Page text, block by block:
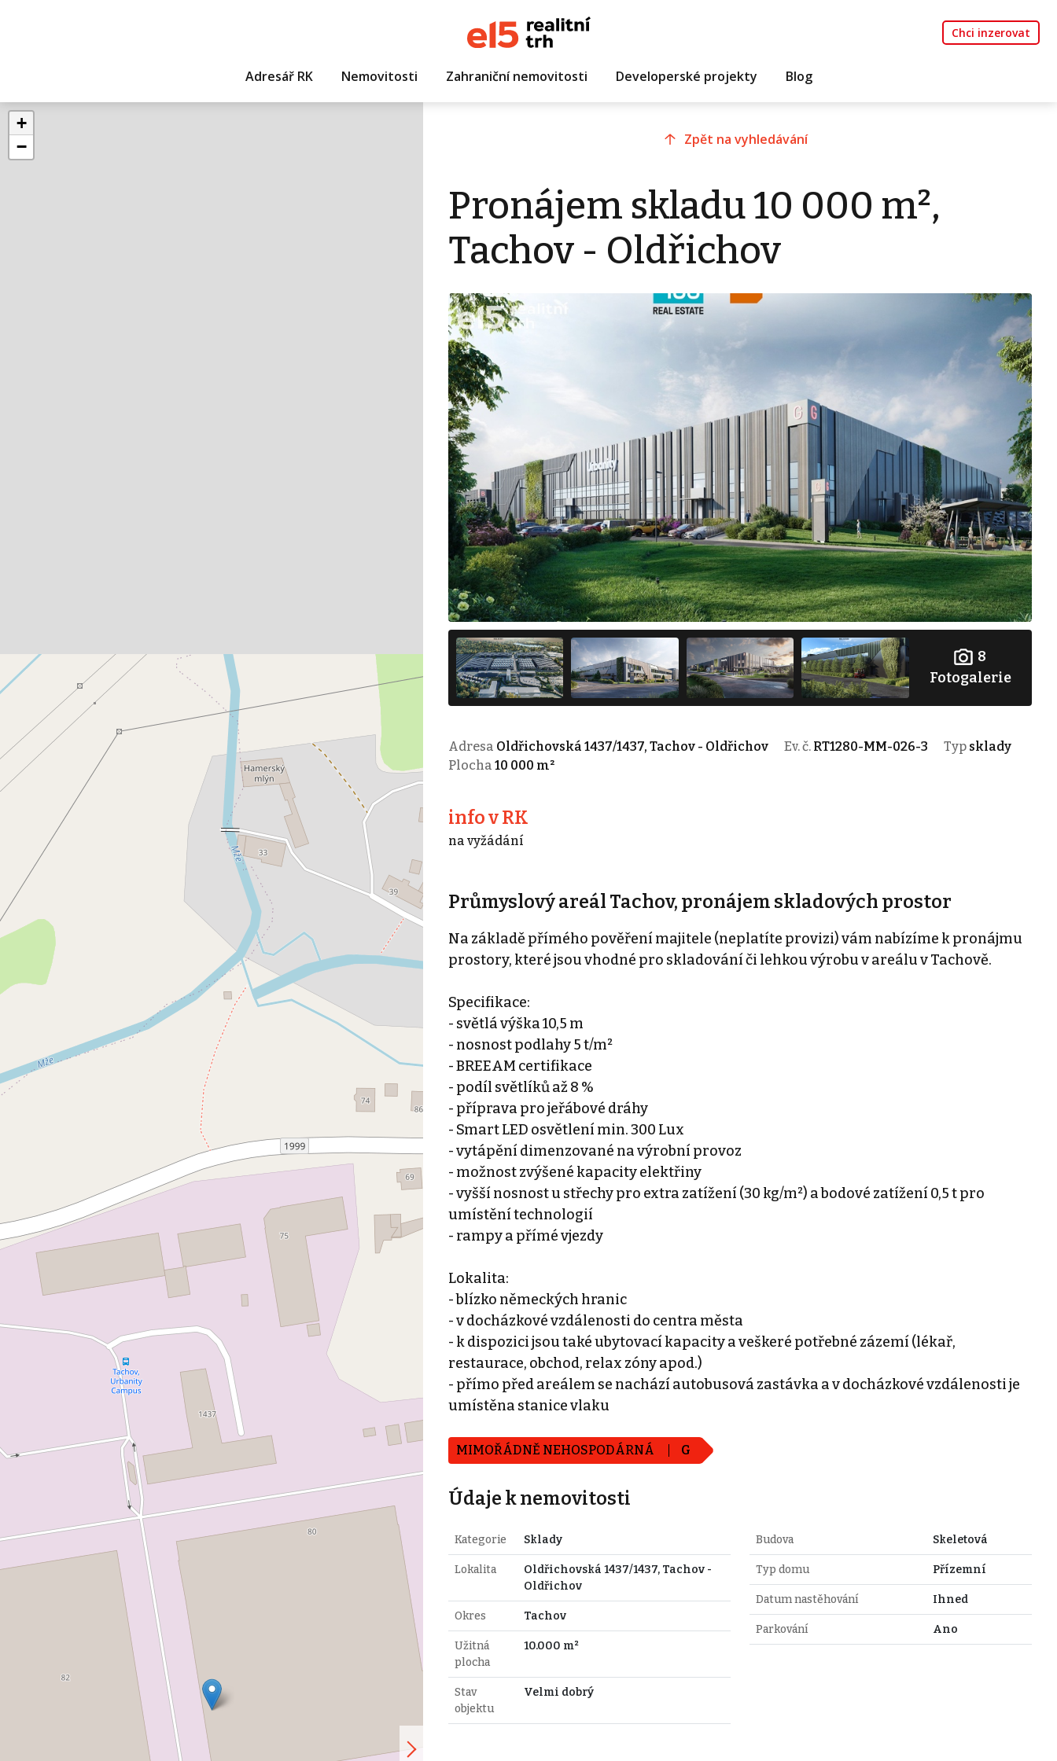
Chci inzerovat
Adresář RK Nemovitosti Zahraniční nemovitosti Developerské projekty Blog
+
−
Zpět na vyhledávání
Pronájem skladu 10 000 m²,
Tachov - Oldřichov
8
Fotogalerie
Adresa Oldřichovská 1437/1437, Tachov - Oldřichov Ev. č. RT1280-MM-026-3 Typ sklady
Plocha 10 000 m²
info v RK
na vyžádání
Průmyslový areál Tachov, pronájem skladových prostor
Na základě přímého pověření majitele (neplatíte provizi) vám nabízíme k pronájmu
prostory, které jsou vhodné pro skladování či lehkou výrobu v areálu v Tachově.
Specifikace:
- světlá výška 10,5 m
- nosnost podlahy 5 t/m²
- BREEAM certifikace
- podíl světlíků až 8 %
- příprava pro jeřábové dráhy
- Smart LED osvětlení min. 300 Lux
- vytápění dimenzované na výrobní provoz
- možnost zvýšené kapacity elektřiny
- vyšší nosnost u střechy pro extra zatížení (30 kg/m²) a bodové zatížení 0,5 t pro
umístění technologií
- rampy a přímé vjezdy
Lokalita:
- blízko německých hranic
- v docházkové vzdálenosti do centra města
- k dispozici jsou také ubytovací kapacity a veškeré potřebné zázemí (lékař,
restaurace, obchod, relax zóny apod.)
- přímo před areálem se nachází autobusová zastávka a v docházkové vzdálenosti je
umístěna stanice vlaku
MIMOŘÁDNĚ NEHOSPODÁRNÁ G
Údaje k nemovitosti
Kategorie Sklady
Lokalita
Oldřichovská 1437/1437, Tachov -
Oldřichov
Okres Tachov
Užitná
plocha
10.000 m²
Stav
objektu
Velmi dobrý
Budova Skeletová
Typ domu Přízemní
Datum nastěhování Ihned
Parkování Ano